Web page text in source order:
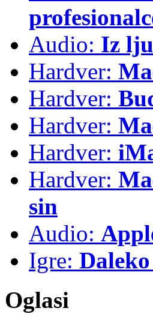
Audio: Iz
Hardver:
Hardver:
Hardver:
Hardver:
Hardver:
sin
Audio:
Igre:
Oglasi